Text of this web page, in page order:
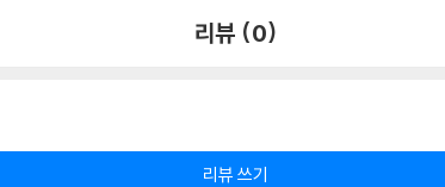
리뷰 (0)
리뷰 쓰기